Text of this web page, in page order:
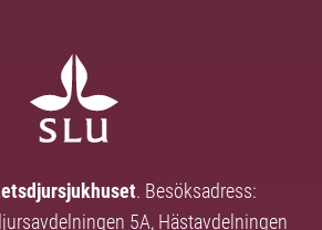
. Besöksadress:
5A, Hästavdelningen